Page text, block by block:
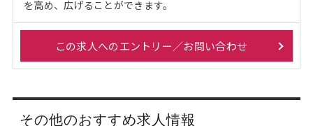
を高め、広げることができます。
この求人へのエントリー／お問い合わせ
その他のおすすめ求人情報